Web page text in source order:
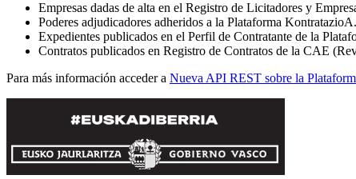
Empresas dadas de alta en el Registro de Licitadores y
Poderes adjudicadores adheridos a la Plataforma KontratazioA.
Expedientes publicados en el Perfil de Contratante de la
Contratos publicados en Registro de Contratos de la CAE
Para más información acceder a Nueva API REST sobre la